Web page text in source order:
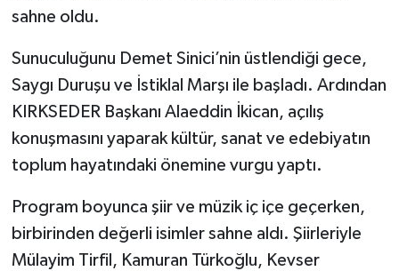
sahne oldu.
Sunuculuğunu Demet Sinici’nin üstlendiği gece,
Saygı Duruşu ve İstiklal Marşı ile başladı. Ardından
KIRKSEDER Başkanı Alaeddin İkican, açılış
konuşmasını yaparak kültür, sanat ve edebiyatın
toplum hayatındaki önemine vurgu yaptı.
Program boyunca şiir ve müzik iç içe geçerken,
birbirinden değerli isimler sahne aldı. Şiirleriyle
Mülayim Tirfil, Kamuran Türkoğlu, Kevser